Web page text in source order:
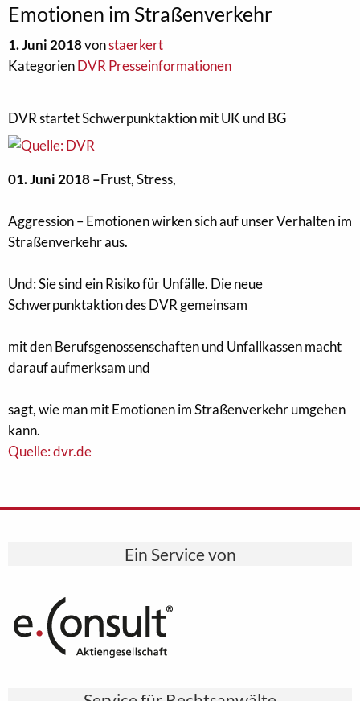
Emotionen im Straßenverkehr
1. Juni 2018vonstaerkert
KategorienDVR Presseinformationen
DVR startet Schwerpunktaktion mit UK und BG
01. Juni 2018 –Frust, Stress,
Aggression – Emotionen wirken sich auf unser Verhalten im
Straßenverkehr aus.
Und: Sie sind ein Risiko für Unfälle. Die neue
Schwerpunktaktion des DVR gemeinsam
mit den Berufsgenossenschaften und Unfallkassen macht
darauf aufmerksam und
sagt, wie man mit Emotionen im Straßenverkehr umgehen
kann.
Quelle: dvr.de
Ein Service von